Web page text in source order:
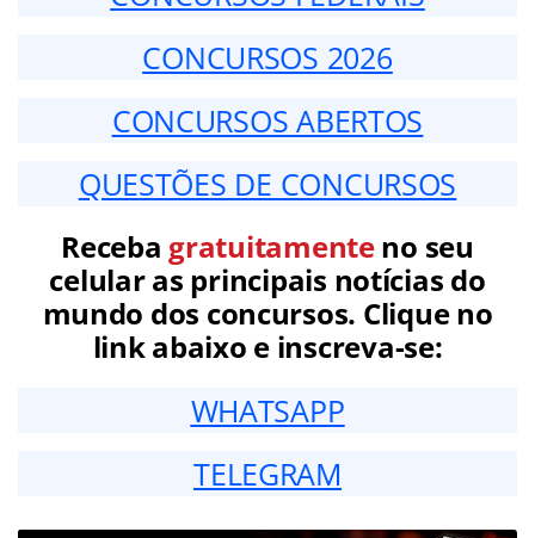
CONCURSOS 2026
CONCURSOS ABERTOS
QUESTÕES DE CONCURSOS
Receba gratuitamenteno seu
celular as principais notícias do
mundo dos concursos. Clique no
link abaixo e inscreva-se:
WHATSAPP
TELEGRAM